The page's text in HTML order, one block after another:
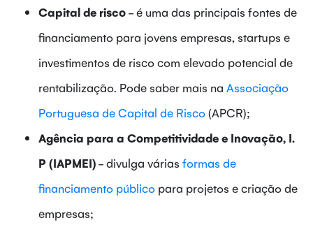
Capital de risco- é uma das principais fontes de
financiamento para jovens empresas, startups e
investimentos de risco com elevado potencial de
rentabilização. Pode saber mais na Associação
Portuguesa de Capital de Risco(APCR);
Agência para a Competitividade e Inovação, I.
P (IAPMEI)- divulga várias formas de
financiamento público para projetos e criação de
empresas;